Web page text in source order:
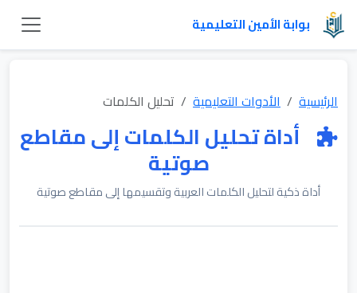
بوابة الأمين التعليمية
الرئيسية الأدوات التعليمية تحليل الكلمات
أداة تحليل الكلمات إلى مقاطع
صوتية
أداة ذكية لتحليل الكلمات العربية وتقسيمها إلى مقاطع صوتية